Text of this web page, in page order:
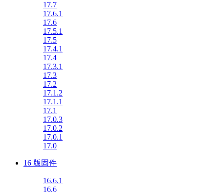
17.7
17.6.1
17.6
17.5.1
17.5
17.4.1
17.4
17.3.1
17.3
17.2
17.1.2
17.1.1
17.1
17.0.3
17.0.2
17.0.1
17.0
16 版固件
16.6.1
16.6